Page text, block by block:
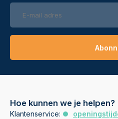
Hoe kunnen we je helpen?
Klantenservice: